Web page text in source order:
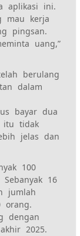
aplikasi ini.
mau kerja
pingsan.
uang,”
berulang
dalam
bayar dua
itu tidak
jelas dan
100
16
jumlah
orang.
dengan
2025.